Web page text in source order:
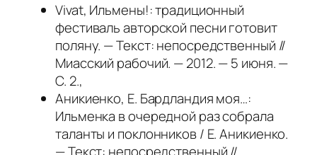
Vivat, Ильмены!: традиционный
фестиваль авторской песни готовит
поляну. — Текст: непосредственный //
Миасский рабочий. — 2012. — 5 июня. —
С. 2.,
Аникиенко, Е. Бардландия моя…:
Ильменка в очередной раз собрала
таланты и поклонников / Е. Аникиенко.